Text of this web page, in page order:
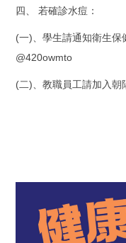
四、 若確診水痘：
(一)、學生請通知衛生保
@420owmto
(二)、教職員工請加入